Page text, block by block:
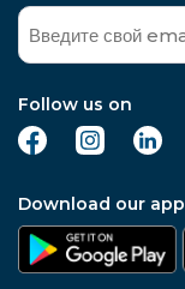
Follow us on
Download our app